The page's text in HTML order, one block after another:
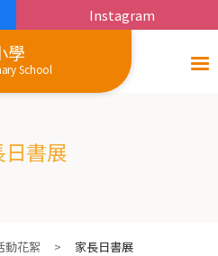
學
School
Instagram
日書展
動花絮 > 家長日書展